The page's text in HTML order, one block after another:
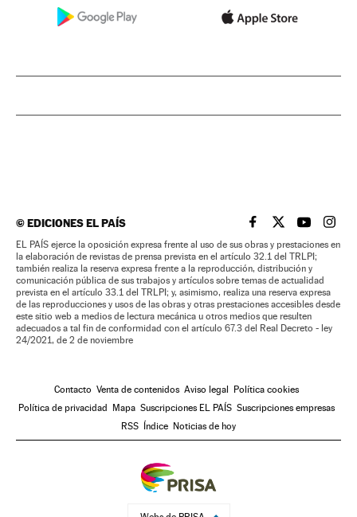
©EDICIONES EL PAÍS EL PAÍS BRASIL EN
EL PAÍSEL PAÍS
EL
EL PAÍS ejerce la oposición expresa frente al uso de sus obras y prestaciones en
la elaboración de revistas de prensa prevista en el artículo 32.1 del TRLPI;
también realiza la reserva expresa frente a la reproducción, distribución y
comunicación pública de sus trabajos y artículos sobre temas de actualidad
prevista en el artículo 33.1 del TRLPI; y, asimismo, realiza una reserva expresa
de las reproducciones y usos de las obras y otras prestaciones accesibles desde
este sitio web a medios de lectura mecánica u otros medios que resulten
adecuados a tal fin de conformidad con el artículo 67.3 del Real Decreto - ley
24/2021, de 2 de noviembre
Contacto Venta de contenidos Aviso legal Política cookies
Política de privacidad Mapa Suscripciones EL PAÍS Suscripciones empresas
RSS Índice Noticias de hoy